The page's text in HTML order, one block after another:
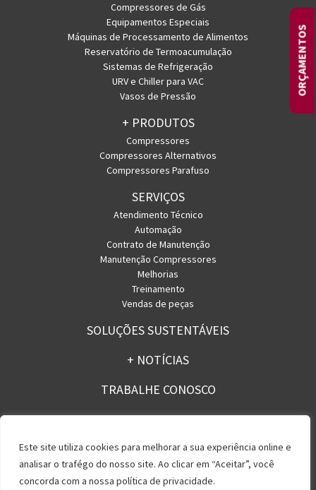
Este site utiliza cookies para melhorar a sua experiência online e
analisar o trafégo do nosso site. Ao clicar em “Aceitar”, você
concorda com a nossa política de privacidade.
ORÇAMENTOS
Compressores de Gás
Equipamentos Especiais
Máquinas de Processamento de Alimentos
Reservatório de Termoacumulação
Sistemas de Refrigeração
URV e Chiller para VAC
Vasos de Pressão
+ PRODUTOS
Compressores
Compressores Alternativos
Compressores Parafuso
SERVIÇOS
Atendimento Técnico
Automação
Contrato de Manutenção
Manutenção Compressores
Melhorias
Treinamento
Vendas de peças
SOLUÇÕES SUSTENTÁVEIS
+ NOTÍCIAS
TRABALHE CONOSCO
CONTATO